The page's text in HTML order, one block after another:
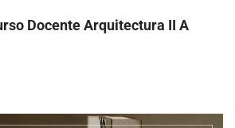
Docente Arquitectura II A